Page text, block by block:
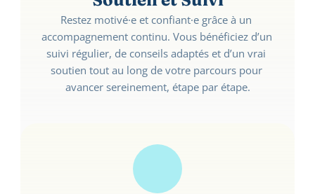
Restez motivé·e et confiant·e grâce à un
accompagnement continu. Vous bénéficiez d’un
suivi régulier, de conseils adaptés et d’un vrai
soutien tout au long de votre parcours pour
avancer sereinement, étape par étape.